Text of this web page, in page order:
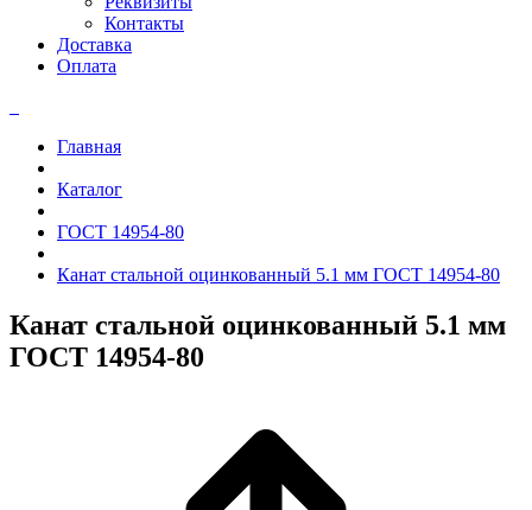
Контакты
Доставка
Оплата
Главная
Каталог
ГОСТ 14954-80
Канат стальной оцинкованный 5.1 мм ГОСТ 14954-80
Канат стальной оцинкованный 5.1 мм
ГОСТ 14954-80